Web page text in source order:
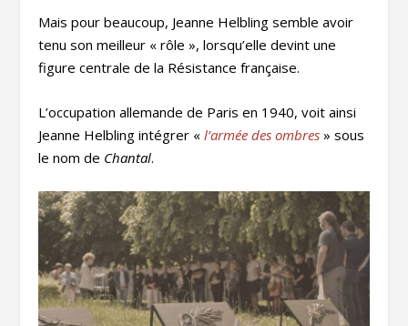
Mais pour beaucoup, Jeanne Helbling semble avoir
tenu son meilleur « rôle », lorsqu’elle devint une
figure centrale de la Résistance française.
L’occupation allemande de Paris en 1940, voit ainsi
Jeanne Helbling intégrer «l’armée des ombres » sous
le nom de Chantal.